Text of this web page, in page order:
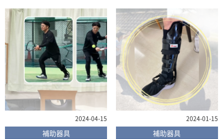
2024-04-15
補助器具
2024-01-15
補助器具